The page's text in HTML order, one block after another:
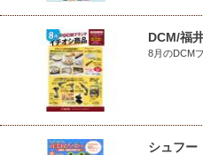
DCM/福
8月のDCM
シュフー